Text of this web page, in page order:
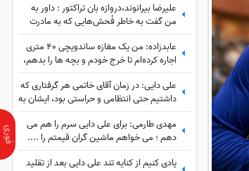
علیرضا بیرانوند،دروازه بان تراکتور : داور به
من گفت به خاطر فُحش‌هایی که به مادرت
میدن بهت کارت نمیدم!/ ما حواله ماشین
نگرفتیم
عابدزاده: من یک مغازه ساندویچی 40 متری
اجاره کرده‌ام تا خرج خودم و بچه ها را بدهم،
سرپرستی 50 تا بچه را در بهزیستی بر عهده
دارم و...
علی دایی: در زمان آقای خاتمی هر گرفتاری‌ که
داشتیم حتی انتظامی و حراستی بود، ایشان به
راحتی حل می‌کردند درباره پاداش هم به تمام
قولشان عمل کردند و...
مهدی طارمی: برای علی دایی سرم را هم می
دهم ؛ می خواهم ماشین گران قیمتم را ....
یادی کنیم از کنایه تند علی دایی بعد از تقلید